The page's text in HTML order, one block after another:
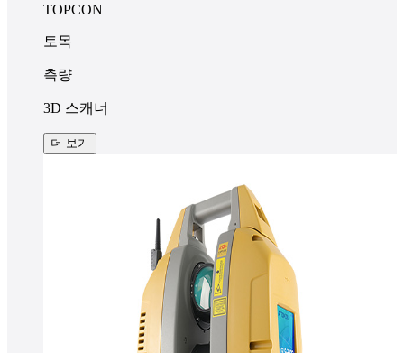
TOPCON
토목
측량
3D 스캐너
더 보기